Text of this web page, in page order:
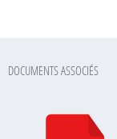
DOCUMENTS ASSOCIÉS